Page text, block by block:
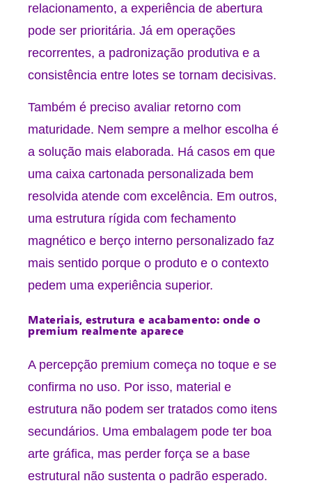
relacionamento, a experiência de abertura
pode ser prioritária. Já em operações
recorrentes, a padronização produtiva e a
consistência entre lotes se tornam decisivas.
Também é preciso avaliar retorno com
maturidade. Nem sempre a melhor escolha é
a solução mais elaborada. Há casos em que
umacaixa cartonada personalizada bem
resolvida atende com excelência. Em outros,
uma estrutura rígida com fechamento
magnético e berço interno personalizado faz
mais sentido porque o produto e o contexto
pedem uma experiência superior.
Materiais, estrutura e acabamento: onde o
premium realmente aparece
A percepção premium começa no toque e se
confirma no uso. Por isso, material e
estrutura não podem ser tratados como itens
secundários. Uma embalagem pode ter boa
arte gráfica, mas perder força se a base
estrutural não sustenta o padrão esperado.